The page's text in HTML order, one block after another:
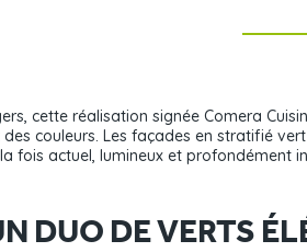
cette réalisation signée Comera
des couleurs. Les façades en stratifié
fois actuel, lumineux et profondément
DUO DE VERTS